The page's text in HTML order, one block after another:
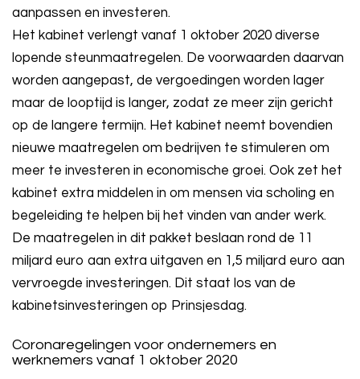
aanpassen en investeren.
Het kabinet verlengt vanaf 1 oktober 2020 diverse
lopende steunmaatregelen. De voorwaarden daarvan
worden aangepast, de vergoedingen worden lager
maar de looptijd is langer, zodat ze meer zijn gericht
op de langere termijn. Het kabinet neemt bovendien
nieuwe maatregelen om bedrijven te stimuleren om
meer te investeren in economische groei. Ook zet het
kabinet extra middelen in om mensen via scholing en
begeleiding te helpen bij het vinden van ander werk.
De maatregelen in dit pakket beslaan rond de 11
miljard euro aan extra uitgaven en 1,5 miljard euro aan
vervroegde investeringen. Dit staat los van de
kabinetsinvesteringen op Prinsjesdag.
Coronaregelingen voor ondernemers en
werknemers vanaf 1 oktober 2020